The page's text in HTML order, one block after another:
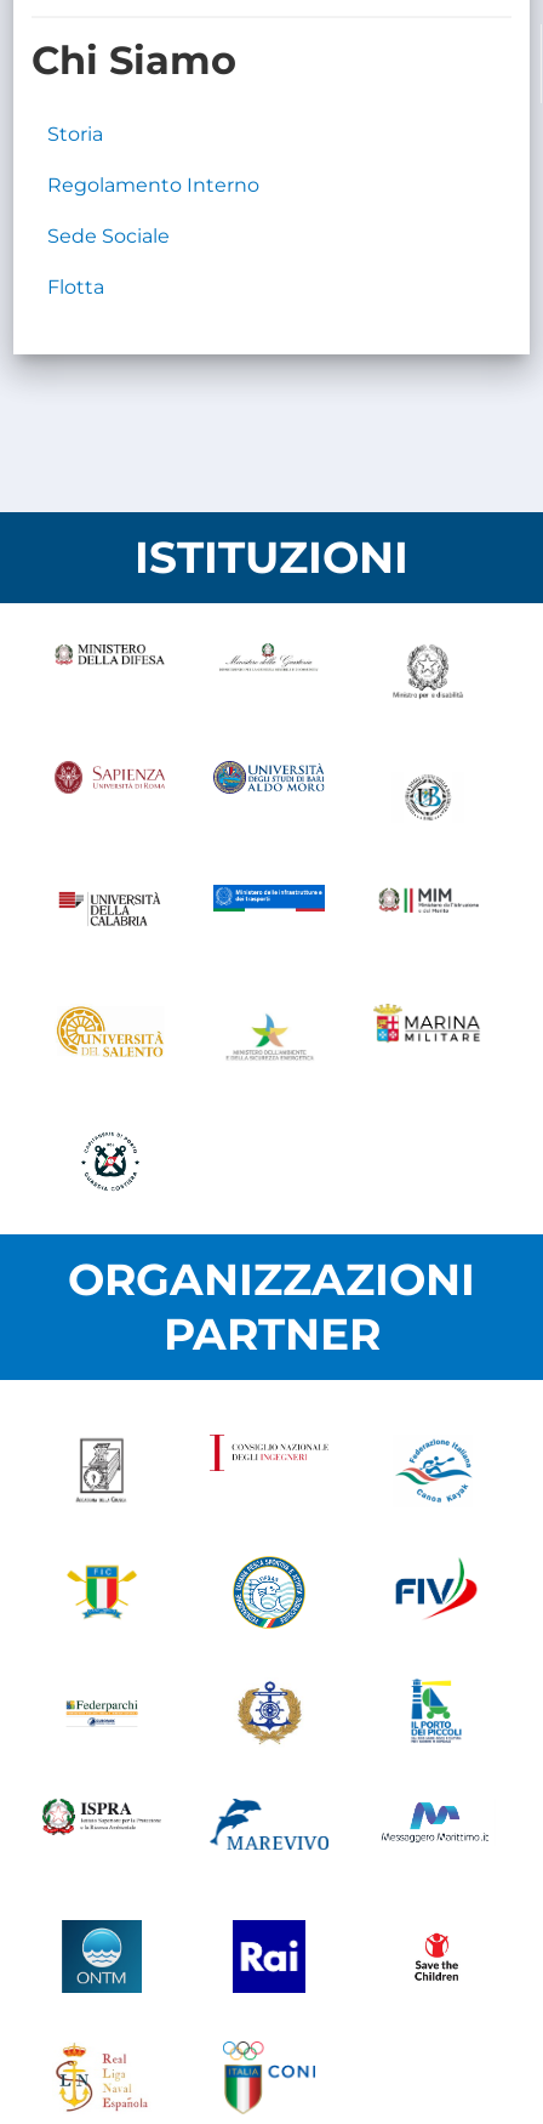
Chi Siamo
Storia
Regolamento Interno
Sede Sociale
Flotta
ISTITUZIONI
ORGANIZZAZIONI
PARTNER